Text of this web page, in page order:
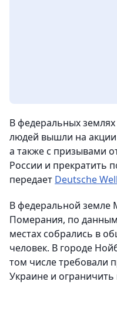
В федеральных
людей вышли на акции
а также с призывами
России и прекратить
передает Deutsche
В федеральной земле
Померания, по
местах собрались в
человек. В городе
том числе требовали
Украине и